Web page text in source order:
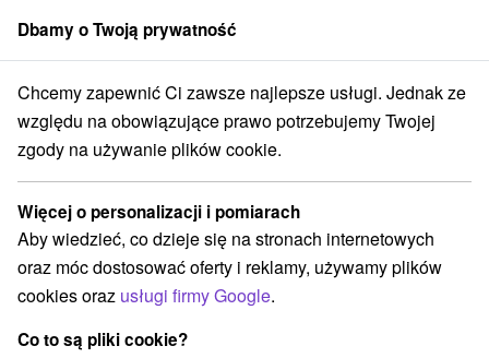
członek grupySorger
Aquaparki, baseny Západné Slovensko Trnavský kraj Trnava
Aquaparki, baseny Trnava a v okolí
Kategorie
Wszystkie kategorie
Jeziora, jeziora, zbiorniki wodne(1)
Atrakcje z adrenaliną(1)
Dbamy o Twoją prywatność
Chcemy zapewnić Ci zawsze najlepsze usługi. Jednak ze
względu na obowiązujące prawo potrzebujemy Twojej
zgody na używanie plików cookie.
Więcej o personalizacji i pomiarach
Aby wiedzieć, co dzieje się na stronach internetowych
oraz móc dostosować oferty i reklamy, używamy plików
cookies oraz usługi firmy Google.
Co to są pliki cookie?